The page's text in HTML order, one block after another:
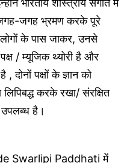
भारतीय शास्त्रीय संगीत में
जगह-जगह भ्रमण करके पूरे
के पास जाकर, उनसे
/ म्यूजिक थ्योरी है और
दोनों पक्षों के ज्ञान को
करके रखा/ संरक्षित
है।
Swarlipi Paddhati में